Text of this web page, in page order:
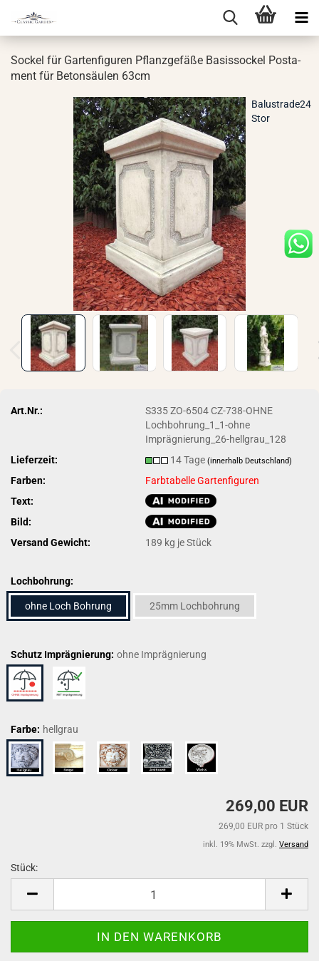
So­ckel für Gar­ten­fi­gu­ren Pflanz­ge­fä­ße Ba­sis­so­ckel Pos­ta­
ment für Be­ton­säu­len 63cm
Balustrade24
Stor
Art.Nr.:
S335 ZO-6504 CZ-738-OHNE
Lochbohrung_1_1-ohne
Imprägnierung_26-hellgrau_128
Lieferzeit:
14 Tage(innerhalb Deutschland)
Farben:
Farbtabelle Gartenfiguren
Text:
Bild:
Versand Gewicht:
189 kg je Stück
Lochbohrung:
ohne Loch Bohrung 25mm Lochbohrung
Schutz Imprägnierung: ohne Imprägnierung
Farbe: hellgrau
269,00 EUR
269,00 EUR pro 1 Stück
inkl. 19% MwSt. zzgl. Versand
Stück: